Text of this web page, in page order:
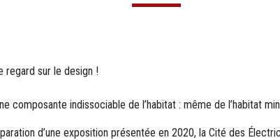
regard sur le design !
composante indissociable de l’habitat : même de l’habitat
d’une exposition présentée en 2020, la Cité des